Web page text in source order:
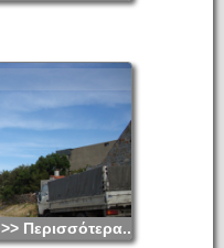
>> Περισσότερα...